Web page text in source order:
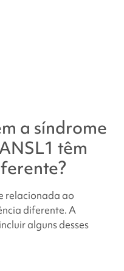
a síndrome
têm
relacionada ao
diferente. A
alguns desses